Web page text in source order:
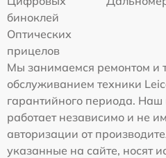
биноклей
Оптических
прицелов
Мы занимаемся ремонтом и
обслуживанием техники
гарантийного периода. Наш
работает независимо и не
авторизации от
указанные на сайте, носят